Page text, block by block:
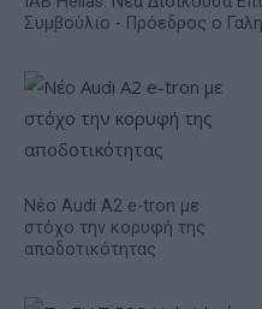
Συμβούλιο - Πρόεδρος ο
Νέο Audi A2 e-tron με
στόχο την κορυφή της
αποδοτικότητας